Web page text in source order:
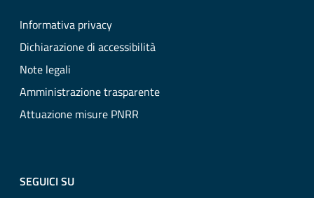
Informativa privacy
Dichiarazione di accessibilità
Note legali
Amministrazione trasparente
Attuazione misure PNRR
SEGUICI SU